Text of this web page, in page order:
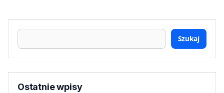
Szukaj
Ostatnie wpisy